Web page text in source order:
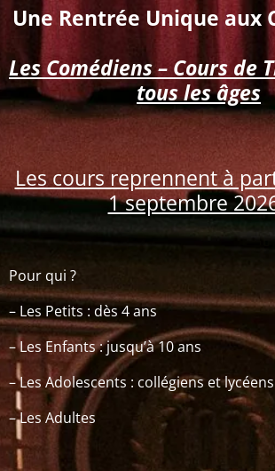
Une Rentrée Unique aux
Les Comédiens – Cours de
tous les âges
Les cours reprennent à
1 septembre
Pour qui ?
– Les Petits : dès 4 ans
– Les Enfants : jusqu’à 10 ans
– Les Adolescents : collégiens et lycéens
– Les Adultes